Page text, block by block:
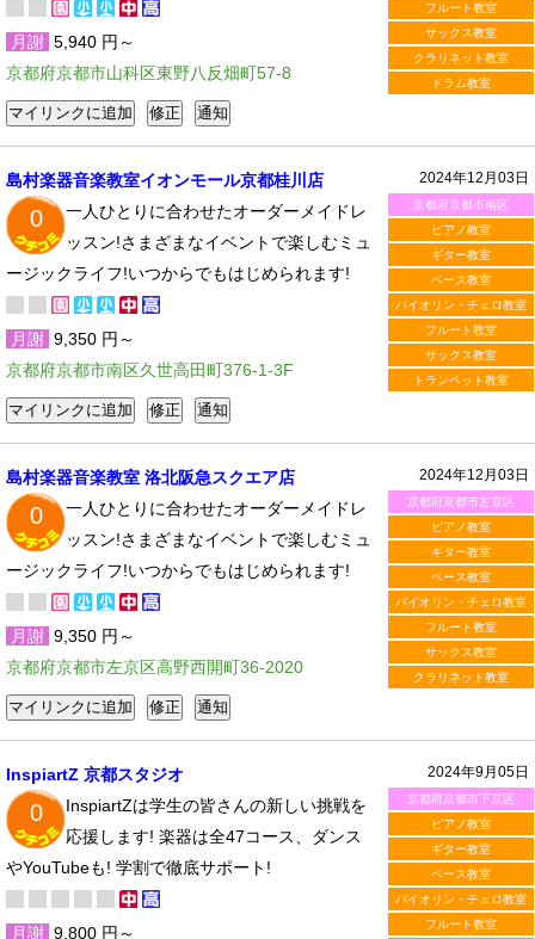
フルート教室
サックス教室
クラリネット教室
ドラム教室
月謝 5,940 円～
京都府京都市山科区東野八反畑町57-8
2024年12月03日
京都府京都市南区
ピアノ教室
ギター教室
ベース教室
バイオリン・チェロ教室
フルート教室
サックス教室
トランペット教室
島村楽器音楽教室イオンモール京都桂川店
0
一人ひとりに合わせたオーダーメイドレ
ッスン!さまざまなイベントで楽しむミュ
ージックライフ!いつからでもはじめられます!
月謝 9,350 円～
京都府京都市南区久世高田町376-1-3F
2024年12月03日
京都府京都市左京区
ピアノ教室
ギター教室
ベース教室
バイオリン・チェロ教室
フルート教室
サックス教室
クラリネット教室
島村楽器音楽教室 洛北阪急スクエア店
0
一人ひとりに合わせたオーダーメイドレ
ッスン!さまざまなイベントで楽しむミュ
ージックライフ!いつからでもはじめられます!
月謝 9,350 円～
京都府京都市左京区高野西開町36-2020
2024年9月05日
京都府京都市下京区
ピアノ教室
ギター教室
ベース教室
バイオリン・チェロ教室
フルート教室
InspiartZ 京都スタジオ
0
InspiartZは学生の皆さんの新しい挑戦を
応援します! 楽器は全47コース、ダンス
やYouTubeも! 学割で徹底サポート!
月謝 9,800 円～